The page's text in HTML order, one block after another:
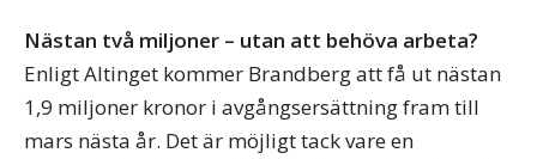
Nästan två miljoner – utan att behöva arbeta?
Enligt Altinget kommer Brandberg att få ut nästan
1,9 miljoner kronor i avgångsersättning fram till
mars nästa år. Det är möjligt tack vare en